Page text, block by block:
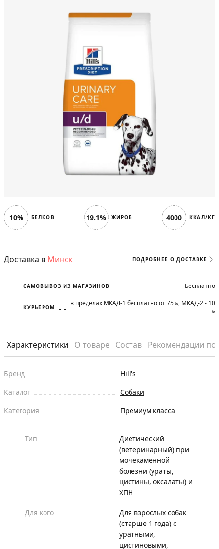
10% БЕЛКОВ 19.1% ЖИРОВ 4000 ККАЛ/КГ
Доставка в Минск ПОДРОБНЕЕ О ДОСТАВКЕ
САМОВЫВОЗ ИЗ МАГАЗИНОВ Бесплатно
КУРЬЕРОМ в пределах МКАД-1 бесплатно от 75 BYN, МКАД-2 - 10
BYN
Характеристики О товаре Состав Рекомендации
Бренд
Hill's
Каталог
Собаки
Категория
Премиум класса
Тип
Диетический
(ветеринарный) при
мочекаменной
болезни (ураты,
цистины, оксалаты) и
ХПН
Для кого
Для взрослых собак
(старше 1 года) с
уратными,
цистиновыми,